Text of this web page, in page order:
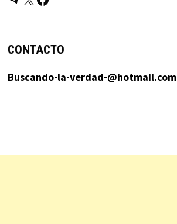
CONTACTO
Buscando-la-verdad-@hotmail.com